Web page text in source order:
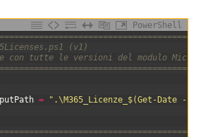
PowerShell
(v1)
con tutte le versioni del modulo
=
".\M365_Licenze_$(Get-Date -Format